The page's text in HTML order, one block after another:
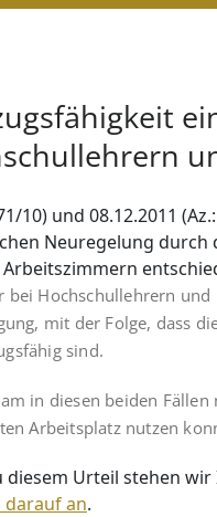
10) und 08.12.2011
Neuregelung durch
Hoch­schul­lehrern
mit der Folge, dass
sind.
in diesen beiden
Arbeitsplatz nutzen
Urteil stehen
darauf an.